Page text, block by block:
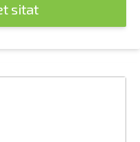
sitat